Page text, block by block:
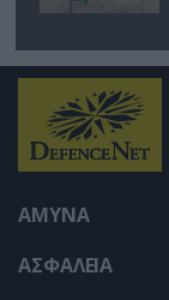
ΑΜΥΝΑ
ΑΣΦΑΛΕΙΑ